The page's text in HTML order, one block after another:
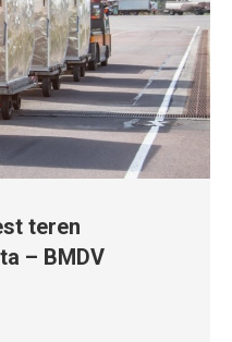
teren
– BMDV